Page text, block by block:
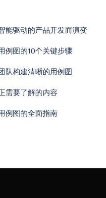
能驱动的产品开发而演变
例图的10个关键步骤
队构建清晰的用例图
需要了解的内容
例图的全面指南